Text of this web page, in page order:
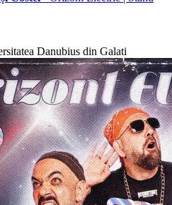
Danubius din Galati